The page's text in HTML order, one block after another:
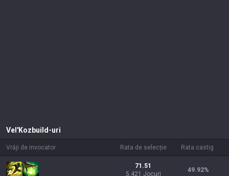
Vel'Koz build-uri
Vrăji de invocator Rata de selecție Rata castig
71.51
5,421 Jocuri
49.92%